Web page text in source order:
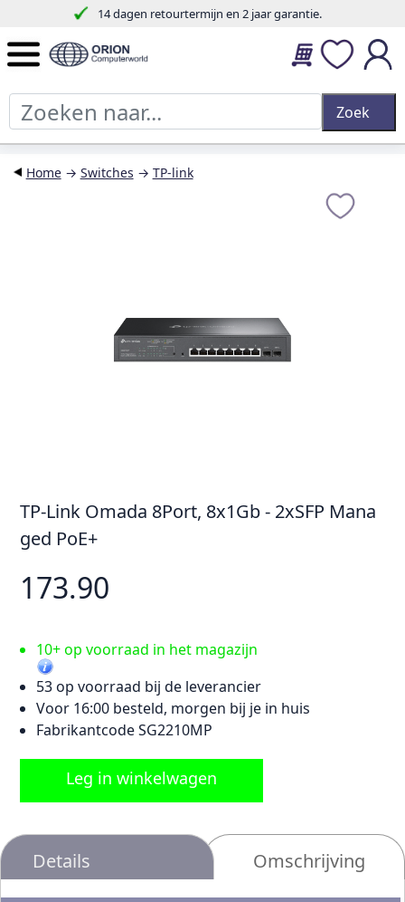
14 dagen retourtermijn en 2 jaar garantie.
Home→ Switches → TP-link
TP-Link Omada 8Port, 8x1Gb - 2xSFP Mana
ged PoE+
173.90
10+ op voorraad in het magazijn
53 op voorraad bij de leverancier
Voor 16:00 besteld, morgen bij je in huis
Fabrikantcode SG2210MP
Leg in winkelwagen
Details Omschrijving